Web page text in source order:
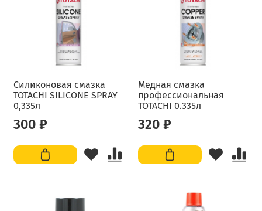
Силиконовая смазка
TOTACHI SILICONE SPRAY
0,335л
300 ₽
Медная смазка
профессиональная
TOTACHI 0.335л
320 ₽